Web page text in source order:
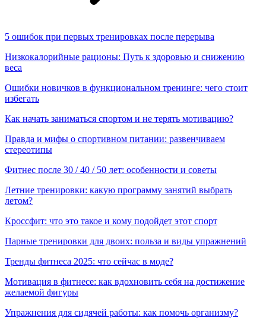
5 ошибок при первых тренировках после перерыва
Низкокалорийные рационы: Путь к здоровью и снижению
веса
Ошибки новичков в функциональном тренинге: чего стоит
избегать
Как начать заниматься спортом и не терять мотивацию?
Правда и мифы о спортивном питании: развенчиваем
стереотипы
Фитнес после 30 / 40 / 50 лет: особенности и советы
Летние тренировки: какую программу занятий выбрать
летом?
Кроссфит: что это такое и кому подойдет этот спорт
Парные тренировки для двоих: польза и виды упражнений
Тренды фитнеса 2025: что сейчас в моде?
Мотивация в фитнесе: как вдохновить себя на достижение
желаемой фигуры
Упражнения для сидячей работы: как помочь организму?